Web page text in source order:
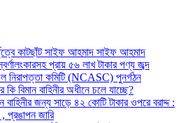
কাটছাঁট সাইফ আহমাদ সাইফ আহমাদ
প্রায় ৫৬ লাখ টাকার পণ্য জব্দ
নিরাপত্তা কমিটি (NCASC) পুনর্গঠন
কি বিমান বাহিনীর অধীনে চলে যাচ্ছে?
জন্য সাড়ে ৪২ কোটি টাকার ওপরে বরাদ্দ :
, প্রঙাপন জারি